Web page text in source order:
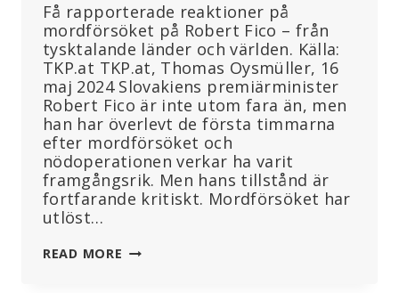
Få rapporterade reaktioner på
mordförsöket på Robert Fico – från
tysktalande länder och världen. Källa:
TKP.at TKP.at, Thomas Oysmüller, 16
maj 2024 Slovakiens premiärminister
Robert Fico är inte utom fara än, men
han har överlevt de första timmarna
efter mordförsöket och
nödoperationen verkar ha varit
framgångsrik. Men hans tillstånd är
fortfarande kritiskt. Mordförsöket har
utlöst…
READ MORE POLITIKER